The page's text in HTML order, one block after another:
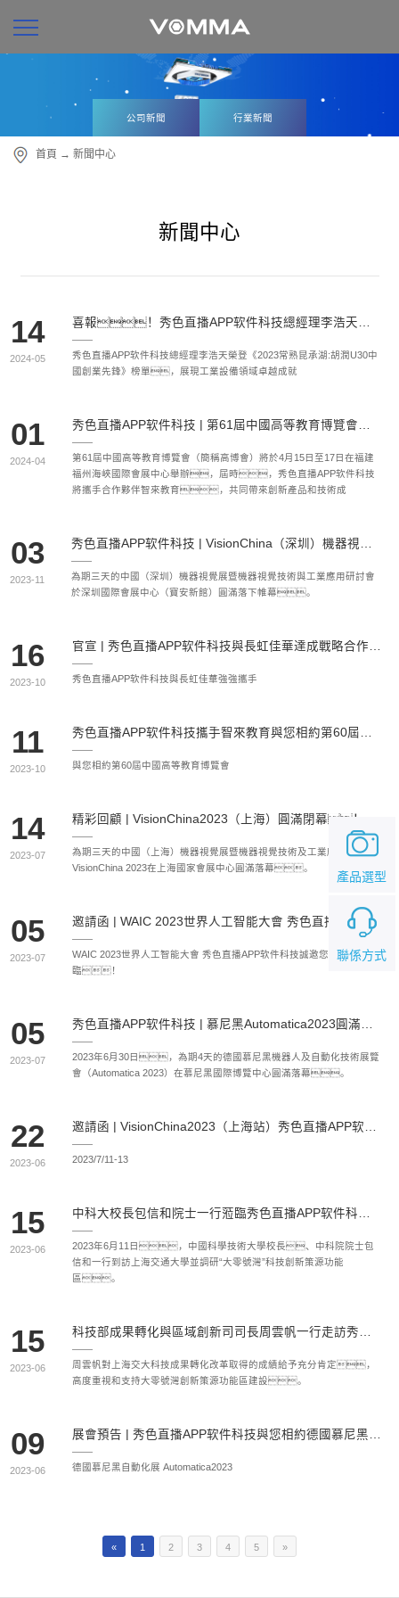
公司新聞 行業新聞
首頁 → 新聞中心
新聞中心
14
2024-05
喜報！秀色直播APP软件科技總經理李浩天榮登《2023常熟昆承湖·胡潤U30中國創業先鋒》榜單
秀色直播APP软件科技總經理李浩天榮登《2023常熟昆承湖:胡潤U30中
國創業先鋒》榜單，展現工業設備領域卓越成就
01
2024-04
秀色直播APP软件科技 | 第61屆中國高等教育博覽會誠邀您參觀蒞臨！
第61屆中國高等教育博覽會（簡稱高博會）將於4月15日至17日在福建
福州海峽國際會展中心舉辦，屆時，秀色直播APP软件科技
將攜手合作夥伴智來教育，共同帶來創新產品和技術成
03
2023-11
秀色直播APP软件科技 | VisionChina（深圳）機器視覺展 完美收官！
為期三天的中國（深圳）機器視覺展暨機器視覺技術與工業應用研討會
於深圳國際會展中心（寶安新館）圓滿落下帷幕。
16
2023-10
官宣 | 秀色直播APP软件科技與長虹佳華達成戰略合作！
秀色直播APP软件科技與長虹佳華強強攜手
11
2023-10
秀色直播APP软件科技攜手智來教育與您相約第60屆中國高等教育博覽會
與您相約第60屆中國高等教育博覽會
14
2023-07
為期三天的中國（上海）機器視覺展暨機器視覺技術及工業應用研討會
VisionChina 2023在上海國家會展中心圓滿落幕。
05
2023-07
邀請函 | WAIC 2023世界人工智能大會 秀色直播APP软件科技誠邀您的蒞臨！
WAIC 2023世界人工智能大會 秀色直播APP软件科技誠邀您的蒞
臨！
05
2023-07
秀色直播APP软件科技 | 慕尼黑Automatica2023圓滿落幕，慕尼黑總領事親臨展台指導
2023年6月30日，為期4天的德國慕尼黑機器人及自動化技術展覽
會（Automatica 2023）在慕尼黑國際博覽中心圓滿落幕。
22
2023-06
邀請函 | VisionChina2023（上海站）秀色直播APP软件科技誠邀您的蒞臨！
2023/7/11-13
15
2023-06
中科大校長包信和院士一行蒞臨秀色直播APP软件科技參觀交流
2023年6月11日，中國科學技術大學校長、中科院院士包
信和一行到訪上海交通大學並調研“大零號灣”科技創新策源功能
區。
15
2023-06
科技部成果轉化與區域創新司司長周雲帆一行走訪秀色直播APP软件科技
周雲帆對上海交大科技成果轉化改革取得的成績給予充分肯定，
高度重視和支持大零號灣創新策源功能區建設。
09
2023-06
展會預告 | 秀色直播APP软件科技與您相約德國慕尼黑自動化展 Automatica2023
德國慕尼黑自動化展 Automatica2023
« 1 2 3 4 5 »
聯係方式
產品選型